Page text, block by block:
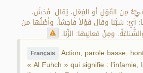
مِن القَوْلِ أو الفِعْلِ، يُقال: فَحَشَ،
أيْ: سَبَّنا وقال قَوْلاً فاحِشاً. وأَصْلُها من
ومِنْ مَعانِيها: الزِّنا.
Français Action, parole basse,
« Al Fuhch » qui signifie : l'infamie,